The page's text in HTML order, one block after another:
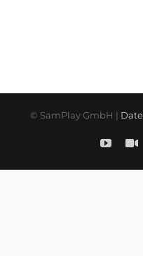
© SamPlay GmbH |